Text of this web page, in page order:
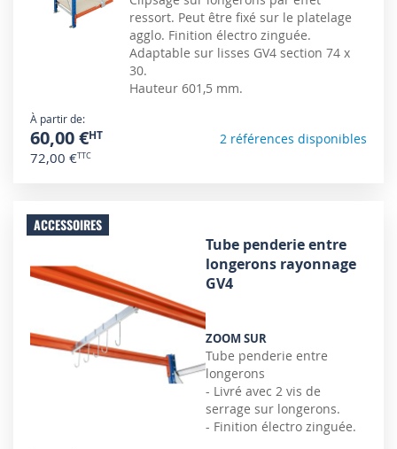
ressort. Peut être fixé sur le platelage
agglo. Finition électro zinguée.
Adaptable sur lisses GV4 section 74 x
30.
Hauteur 601,5 mm.
À partir de
60,00 €
72,00 €
2 références disponibles
ACCESSOIRES
Tube penderie entre
longerons rayonnage
GV4
ZOOM SUR
Tube penderie entre
longerons
- Livré avec 2 vis de
serrage sur longerons.
- Finition électro zinguée.